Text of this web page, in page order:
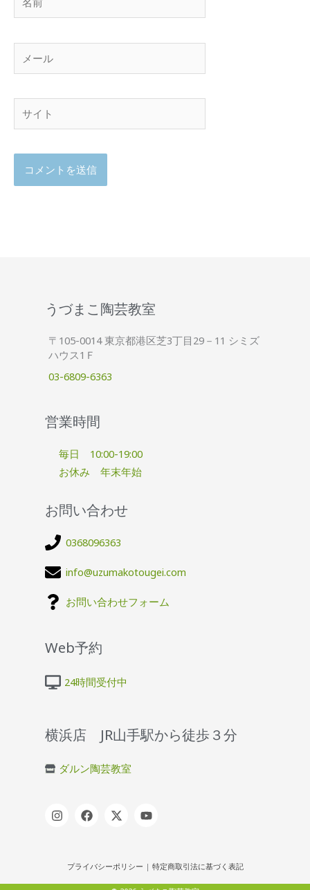
前
ー
ル
ト
うづまこ陶芸教室
〒105-0014 東京都港区芝3丁目29－11 シミズ
ハウス1Ｆ
03-6809-6363
営業時間
毎日 10:00-19:00
お休み 年末年始
お問い合わせ
0368096363
info@uzumakotougei.com
お問い合わせフォーム
Web予約
24時間受付中
横浜店 JR山手駅から徒歩３分
ダルン陶芸教室
プライバシーポリシー | 特定商取引法に基づく表記